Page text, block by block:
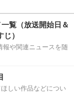
覧（放送開始日＆
）
報や関連ニュースを随
しい作品などについ